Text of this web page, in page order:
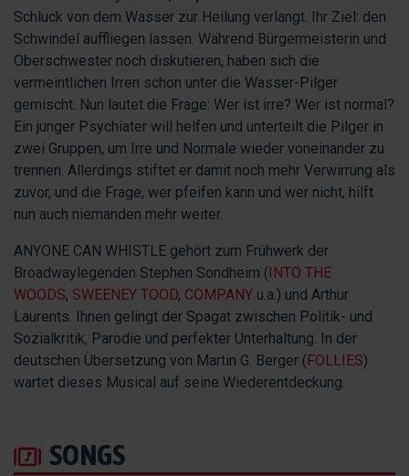
Schluck von dem Wasser zur Heilung verlangt. Ihr Ziel: den
Schwindel auffliegen lassen. Während Bürgermeisterin und
Oberschwester noch diskutieren, haben sich die
vermeintlichen Irren schon unter die Wasser-Pilger
gemischt. Nun lautet die Frage: Wer ist irre? Wer ist normal?
Ein junger Psychiater will helfen und unterteilt die Pilger in
zwei Gruppen, um Irre und Normale wieder voneinander zu
trennen. Allerdings stiftet er damit noch mehr Verwirrung als
zuvor, und die Frage, wer pfeifen kann und wer nicht, hilft
nun auch niemanden mehr weiter.
ANYONE CAN WHISTLE gehört zum Frühwerk der
Broadwaylegenden Stephen Sondheim (INTO THE
WOODS, SWEENEY TOOD, COMPANY u.a.) und Arthur
Laurents. Ihnen gelingt der Spagat zwischen Politik- und
Sozialkritik, Parodie und perfekter Unterhaltung. In der
deutschen Übersetzung von Martin G. Berger (FOLLIES)
wartet dieses Musical auf seine Wiederentdeckung.
SONGS